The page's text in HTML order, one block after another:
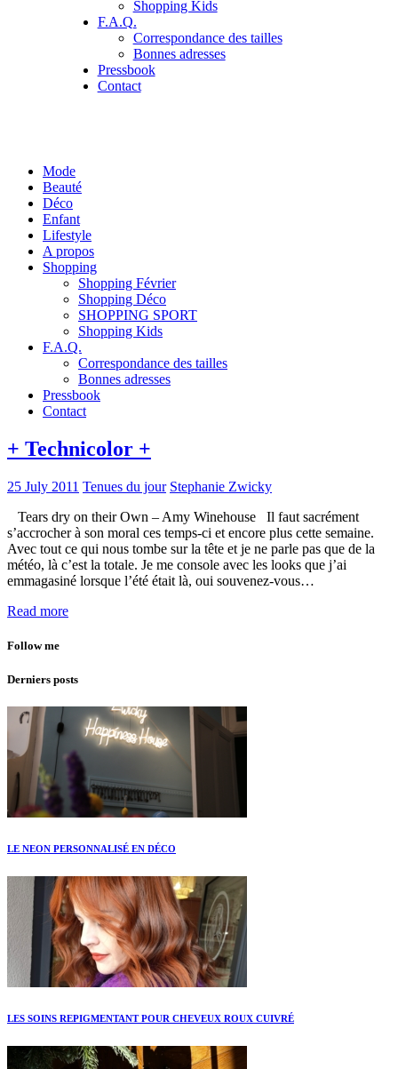
Shopping Kids
F.A.Q.
Correspondance des tailles
Bonnes adresses
Pressbook
Contact
Mode
Beauté
Déco
Enfant
Lifestyle
A propos
Shopping
Shopping Février
Shopping Déco
SHOPPING SPORT
Shopping Kids
F.A.Q.
Correspondance des tailles
Bonnes adresses
Pressbook
Contact
+ Technicolor +
25 July 2011 Tenues du jour Stephanie Zwicky
Tears dry on their Own – Amy Winehouse Il faut sacrément
s’accrocher à son moral ces temps-ci et encore plus cette semaine.
Avec tout ce qui nous tombe sur la tête et je ne parle pas que de la
météo, là c’est la totale. Je me console avec les looks que j’ai
emmagasiné lorsque l’été était là, oui souvenez-vous…
Read more
Follow me
Derniers posts
LE NEON PERSONNALISÉ EN DÉCO
LES SOINS REPIGMENTANT POUR CHEVEUX ROUX CUIVRÉ